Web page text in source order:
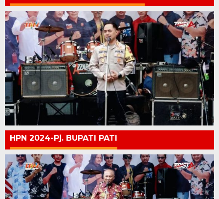
HPN 2024-Pj. BUPATI PATI